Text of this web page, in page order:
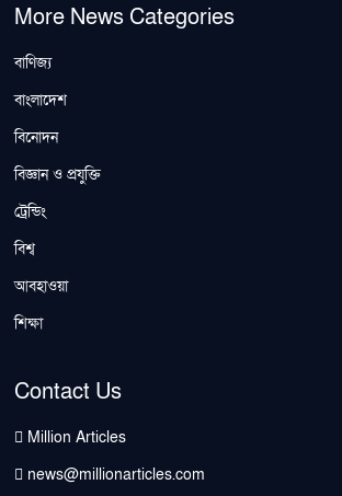
More News Categories
বাণিজ্য
বাংলাদেশ
বিনোদন
বিজ্ঞান ও প্রযুক্তি
ট্রেন্ডিং
বিশ্ব
আবহাওয়া
শিক্ষা
Contact Us
Million Articles
news@millionarticles.com